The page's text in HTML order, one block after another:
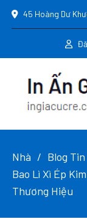
45 Hoàng Dư
Nhà
Blog
Bao Lì Xì Ép
Thương Hiệu